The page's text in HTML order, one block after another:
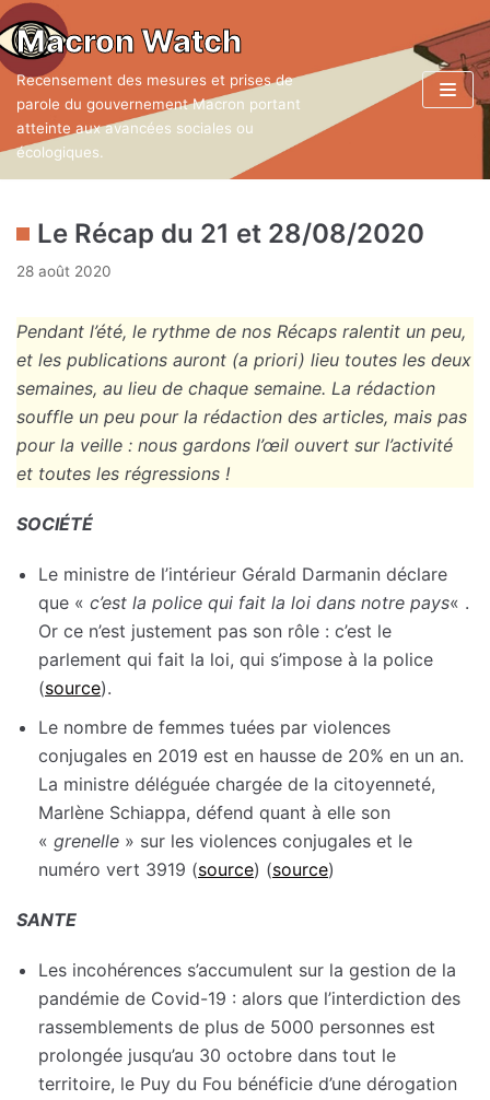
Aller
au
contenu
Macron Watch
Recensement des mesures et prises de
parole du gouvernement Macron portant
atteinte aux avancées sociales ou
écologiques.
Le Récap du 21 et 28/08/2020
28 août 2020
Pendant l’été, le rythme de nos Récaps ralentit un peu,
et les publications auront (a priori) lieu toutes les deux
semaines, au lieu de chaque semaine. La rédaction
souffle un peu pour la rédaction des articles, mais pas
pour la veille : nous gardons l’œil ouvert sur l’activité
et toutes les régressions !
SOCIÉTÉ
Le ministre de l’intérieur Gérald Darmanin déclare
que « c’est la police qui fait la loi dans notre pays« .
Or ce n’est justement pas son rôle : c’est le
parlement qui fait la loi, qui s’impose à la police
(source).
Le nombre de femmes tuées par violences
conjugales en 2019 est en hausse de 20% en un an.
La ministre déléguée chargée de la citoyenneté,
Marlène Schiappa, défend quant à elle son
« grenelle » sur les violences conjugales et le
numéro vert 3919 (source) (source)
SANTE
Les incohérences s’accumulent sur la gestion de la
pandémie de Covid-19 : alors que l’interdiction des
rassemblements de plus de 5000 personnes est
prolongée jusqu’au 30 octobre dans tout le
territoire, le Puy du Fou bénéficie d’une dérogation